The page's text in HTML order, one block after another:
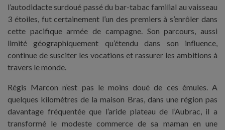
l’autodidacte surdoué passé du bar-tabac familial au vaisseau
3 étoiles, fut certainement l’un des premiers à s’enrôler dans
cette pacifique armée de campagne. Son parcours, aussi
limité géographiquement qu’étendu dans son influence,
continue de susciter les vocations et rassurer les ambitions à
travers le monde.
Régis Marcon n’est pas le moins doué de ces émules. A
quelques kilomètres de la maison Bras, dans une région pas
davantage fréquentée que l’aride plateau de l’Aubrac, il a
transformé le modeste commerce de sa maman en une